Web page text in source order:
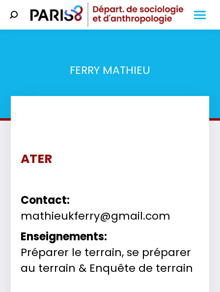
Search:
FERRY MATHIEU
ATER
Contact:
mathieukferry@gmail.com
Enseignements:
Préparer le terrain, se préparer
au terrain & Enquête de terrain